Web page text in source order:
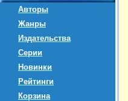
Авторы
Жанры
Издательства
Серии
Новинки
Рейтинги
Корзина